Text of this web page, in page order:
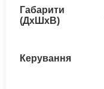
Габарити
(ДхШхВ)
Керування